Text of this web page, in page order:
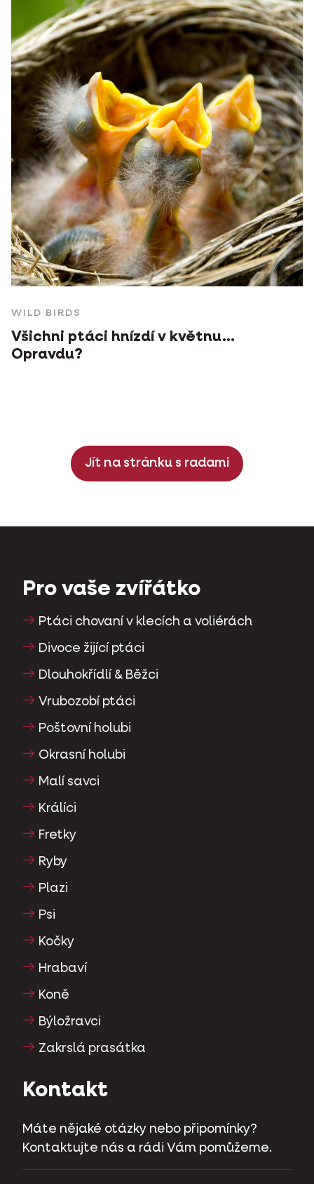
WILD BIRDS
Všichni ptáci hnízdí v květnu…
Opravdu?
Jít na stránku s radami
Pro vaše zvířátko
Ptáci chovaní v klecích a voliérách
Divoce žijící ptáci
Dlouhokřídlí & Běžci
Vrubozobí ptáci
Poštovní holubi
Okrasní holubi
Malí savci
Králíci
Fretky
Ryby
Plazi
Psi
Kočky
Hrabaví
Koně
Býložravci
Zakrslá prasátka
Kontakt
Máte nějaké otázky nebo připomínky?
Kontaktujte nás a rádi Vám pomůžeme.